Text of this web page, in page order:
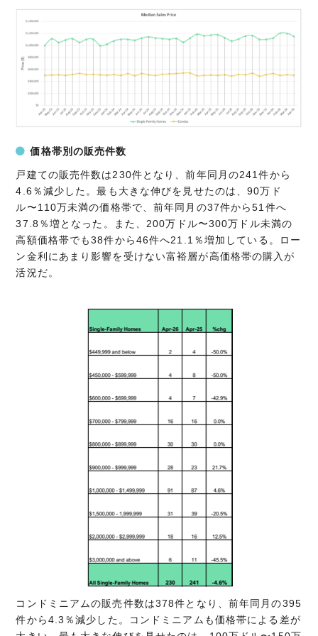
価格帯別の販売件数
戸建ての販売件数は230件となり、前年同月の241件から
4.6％減少した。最も大きな伸びを見せたのは、90万ド
ル〜110万未満の価格帯で、前年同月の37件から51件へ
37.8％増となった。また、200万ドル〜300万ドル未満の
高額価格帯でも38件から46件へ21.1％増加している。ロー
ン金利にあまり影響を受けない富裕層が高価格帯の購入が
活況だ。
コンドミニアムの販売件数は378件となり、前年同月の395
件から4.3％減少した。コンドミニアムも価格帯による差が